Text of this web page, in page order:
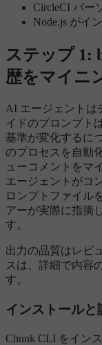
CircleCI パー
Node.js がイ
ステップ 1:
歴をマイニ
AI エージェントは
イドのプロンプト
基準が変化するに
のプロセスを自動
ューコメントをマ
エージェントがコ
ロンプトファイル
アーが実際に指摘
す。
出力の品質はレビ
スは、詳細で内容
す。
インストールと
Chunk CLI をイン